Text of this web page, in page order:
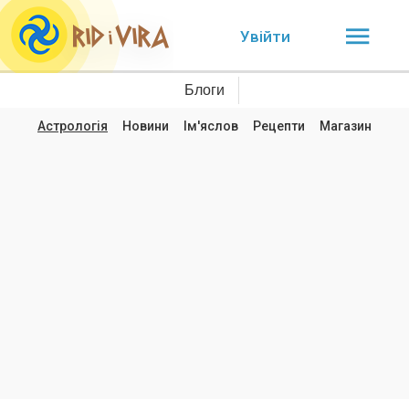
Увійти
Блоги
Астрологія Новини Ім'яслов Рецепти Магазин